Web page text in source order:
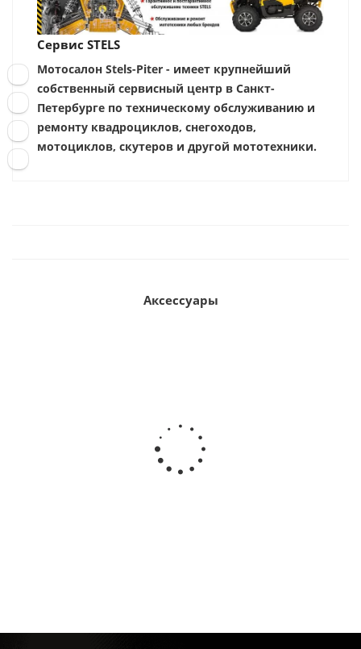
Сервис STELS
Мотосалон Stels-Piter - имеет крупнейший
собственный сервисный центр в Санкт-
Петербурге по техническому обслуживанию и
ремонту квадроциклов, снегоходов,
мотоциклов, скутеров и другой мототехники.
Аксессуары